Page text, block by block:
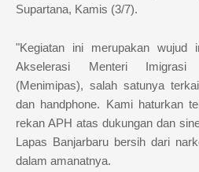
Supartana, Kamis (3/7).
"Kegiatan ini merupakan wujud
Akselerasi Menteri Imigrasi
(Menimipas), salah satunya
dan handphone. Kami haturkan
rekan APH atas dukungan dan
Lapas Banjarbaru bersih dari
dalam amanatnya.